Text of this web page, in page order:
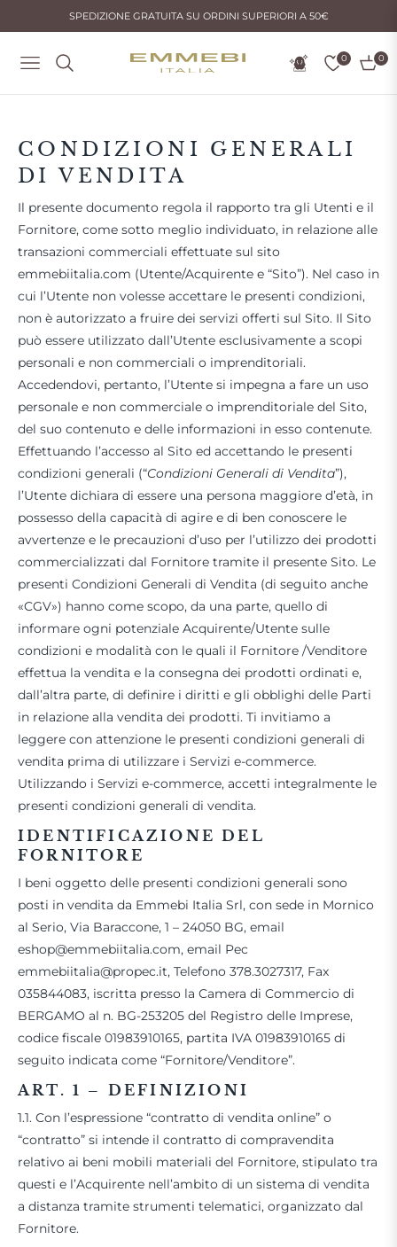
SPEDIZIONE GRATUITA SU ORDINI SUPERIORI A 50€
Navigation
0 0
CONDIZIONI GENERALI
DI VENDITA
Il presente documento regola il rapporto tra gli Utenti e il
Fornitore, come sotto meglio individuato, in relazione alle
transazioni commerciali effettuate sul sito
emmebiitalia.com (Utente/Acquirente e “Sito”). Nel caso in
cui l’Utente non volesse accettare le presenti condizioni,
non è autorizzato a fruire dei servizi offerti sul Sito. Il Sito
può essere utilizzato dall’Utente esclusivamente a scopi
personali e non commerciali o imprenditoriali.
Accedendovi, pertanto, l’Utente si impegna a fare un uso
personale e non commerciale o imprenditoriale del Sito,
del suo contenuto e delle informazioni in esso contenute.
Effettuando l’accesso al Sito ed accettando le presenti
condizioni generali (“Condizioni Generali di Vendita”),
l’Utente dichiara di essere una persona maggiore d’età, in
possesso della capacità di agire e di ben conoscere le
avvertenze e le precauzioni d’uso per l’utilizzo dei prodotti
commercializzati dal Fornitore tramite il presente Sito. Le
presenti Condizioni Generali di Vendita (di seguito anche
«CGV») hanno come scopo, da una parte, quello di
informare ogni potenziale Acquirente/Utente sulle
condizioni e modalità con le quali il Fornitore /Venditore
effettua la vendita e la consegna dei prodotti ordinati e,
dall’altra parte, di definire i diritti e gli obblighi delle Parti
in relazione alla vendita dei prodotti. Ti invitiamo a
leggere con attenzione le presenti condizioni generali di
vendita prima di utilizzare i Servizi e-commerce.
Utilizzando i Servizi e-commerce, accetti integralmente le
presenti condizioni generali di vendita.
IDENTIFICAZIONE DEL
FORNITORE
I beni oggetto delle presenti condizioni generali sono
posti in vendita da Emmebi Italia Srl, con sede in Mornico
al Serio, Via Baraccone, 1 – 24050 BG, email
eshop@emmebiitalia.com, email Pec
emmebiitalia@propec.it, Telefono 378.3027317, Fax
035844083, iscritta presso la Camera di Commercio di
BERGAMO al n. BG-253205 del Registro delle Imprese,
codice fiscale 01983910165, partita IVA 01983910165 di
seguito indicata come “Fornitore/Venditore”.
ART. 1 – DEFINIZIONI
1.1. Con l’espressione “contratto di vendita online” o
“contratto” si intende il contratto di compravendita
relativo ai beni mobili materiali del Fornitore, stipulato tra
questi e l’Acquirente nell’ambito di un sistema di vendita
a distanza tramite strumenti telematici, organizzato dal
Fornitore.